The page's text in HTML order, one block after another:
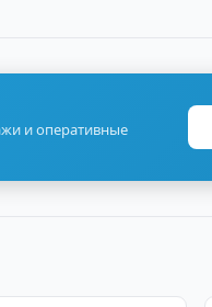
и оперативные